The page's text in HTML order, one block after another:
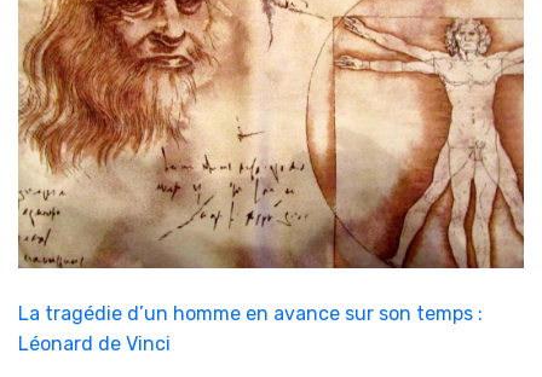
La tragédie d’un homme en avance sur son temps :
Léonard de Vinci